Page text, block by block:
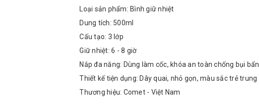
Loại sản phẩm: Bình giữ nhiệt
Dung tích: 500ml
Cấu tạo: 3 lớp
Giữ nhiệt: 6 - 8 giờ
Nắp đa năng: Dùng làm cốc, khóa an toàn chống bụi bẩn
Thiết kế tiện dụng: Dây quai, nhỏ gọn, màu sắc trẻ trung
Thương hiệu: Comet - Việt Nam